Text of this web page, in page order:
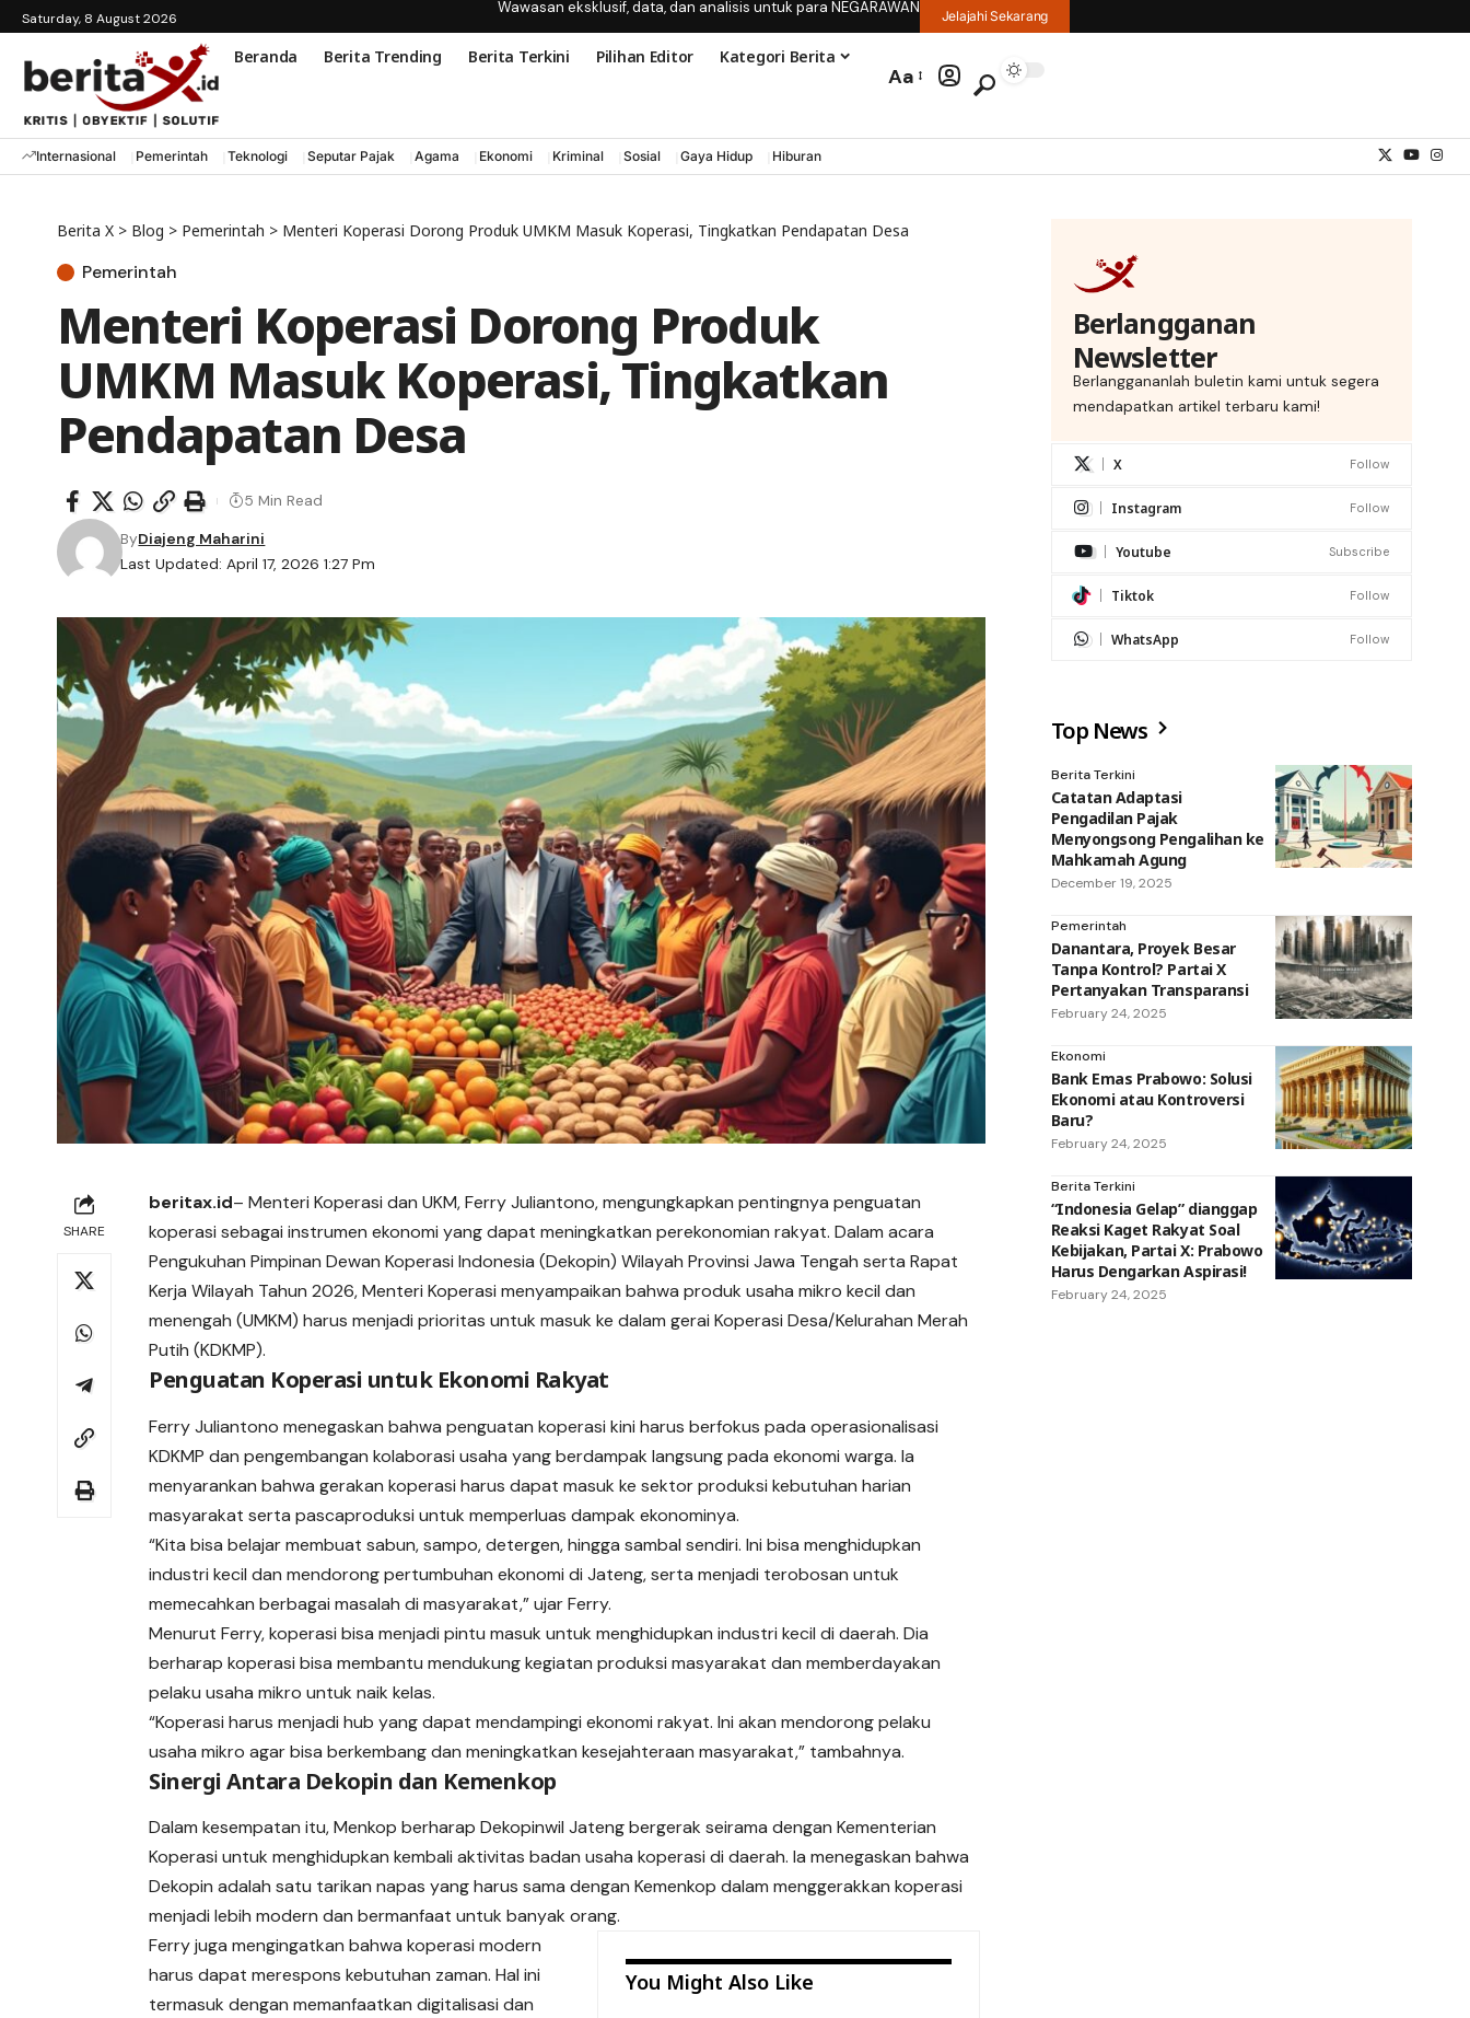
Saturday, 8 August 2026
Wawasan eksklusif, data, dan analisis untuk para NEGARAWAN Jelajahi Sekarang
Beranda Berita Trending Berita Terkini Pilihan Editor Kategori Berita
Aa
Internasional Pemerintah Teknologi Seputar Pajak Agama Ekonomi Kriminal Sosial Gaya Hidup Hiburan
Berita X > Blog > Pemerintah > Menteri Koperasi Dorong Produk UMKM Masuk Koperasi, Tingkatkan Pendapatan Desa
Pemerintah
Menteri Koperasi Dorong Produk
UMKM Masuk Koperasi, Tingkatkan
Pendapatan Desa
Last Updated: April 17, 2026 1:27 Pm
ByDiajeng Maharini
5 Min Read
SHARE
beritax.id– Menteri Koperasi dan UKM, Ferry Juliantono, mengungkapkan pentingnya penguatan
koperasi sebagai instrumen ekonomi yang dapat meningkatkan perekonomian rakyat. Dalam acara
Pengukuhan Pimpinan Dewan Koperasi Indonesia (Dekopin) Wilayah Provinsi Jawa Tengah serta Rapat
Kerja Wilayah Tahun 2026, Menteri Koperasi menyampaikan bahwa produk usaha mikro kecil dan
menengah (UMKM) harus menjadi prioritas untuk masuk ke dalam gerai Koperasi Desa/Kelurahan Merah
Putih (KDKMP).
Penguatan Koperasi untuk Ekonomi Rakyat
Ferry Juliantono menegaskan bahwa penguatan koperasi kini harus berfokus pada operasionalisasi
KDKMP dan pengembangan kolaborasi usaha yang berdampak langsung pada ekonomi warga. Ia
menyarankan bahwa gerakan koperasi harus dapat masuk ke sektor produksi kebutuhan harian
masyarakat serta pascaproduksi untuk memperluas dampak ekonominya.
“Kita bisa belajar membuat sabun, sampo, detergen, hingga sambal sendiri. Ini bisa menghidupkan
industri kecil dan mendorong pertumbuhan ekonomi di Jateng, serta menjadi terobosan untuk
memecahkan berbagai masalah di masyarakat,” ujar Ferry.
Menurut Ferry, koperasi bisa menjadi pintu masuk untuk menghidupkan industri kecil di daerah. Dia
berharap koperasi bisa membantu mendukung kegiatan produksi masyarakat dan memberdayakan
pelaku usaha mikro untuk naik kelas.
“Koperasi harus menjadi hub yang dapat mendampingi ekonomi rakyat. Ini akan mendorong pelaku
usaha mikro agar bisa berkembang dan meningkatkan kesejahteraan masyarakat,” tambahnya.
Sinergi Antara Dekopin dan Kemenkop
Dalam kesempatan itu, Menkop berharap Dekopinwil Jateng bergerak seirama dengan Kementerian
Koperasi untuk menghidupkan kembali aktivitas badan usaha koperasi di daerah. Ia menegaskan bahwa
Dekopin adalah satu tarikan napas yang harus sama dengan Kemenkop dalam menggerakkan koperasi
menjadi lebih modern dan bermanfaat untuk banyak orang.
You Might Also Like
Ferry juga mengingatkan bahwa koperasi modern
harus dapat merespons kebutuhan zaman. Hal ini
termasuk dengan memanfaatkan digitalisasi dan
Berlangganan
Newsletter
Berlanggananlah buletin kami untuk segera
mendapatkan artikel terbaru kami!
X Follow
Instagram Follow
Youtube Subscribe
Tiktok Follow
WhatsApp Follow
Top News
Berita Terkini
Catatan Adaptasi
Pengadilan Pajak
Menyongsong Pengalihan ke
Mahkamah Agung
December 19, 2025
Pemerintah
Danantara, Proyek Besar
Tanpa Kontrol? Partai X
Pertanyakan Transparansi
February 24, 2025
Ekonomi
Bank Emas Prabowo: Solusi
Ekonomi atau Kontroversi
Baru?
February 24, 2025
Berita Terkini
“Indonesia Gelap” dianggap
Reaksi Kaget Rakyat Soal
Kebijakan, Partai X: Prabowo
Harus Dengarkan Aspirasi!
February 24, 2025